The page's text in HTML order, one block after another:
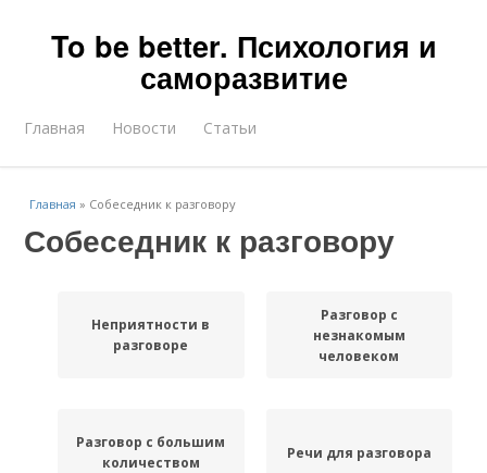
To be better. Психология и
саморазвитие
Главная Новости Статьи
Главная » Собеседник к разговору
Собеседник к разговору
Неприятности в
разговоре
Разговор с
незнакомым
человеком
Разговор с большим
количеством
Речи для разговора